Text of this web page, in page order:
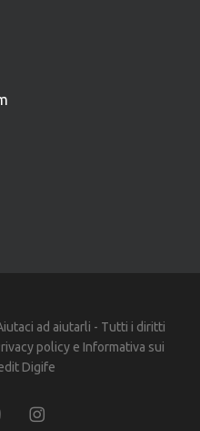
ad aiutarli - Tutti i diritti
policye Informativa sui
Digife
instagram